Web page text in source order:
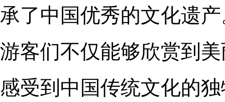
承了中国优秀的文化遗
游客们不仅能够欣赏到
感受到中国传统文化的